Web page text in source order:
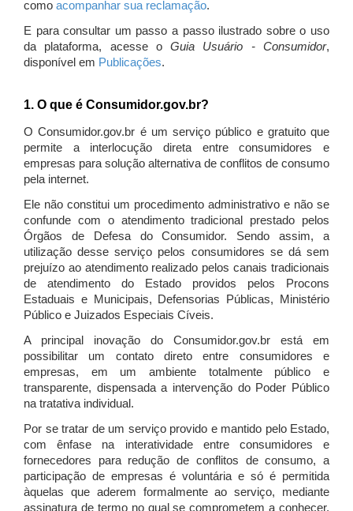
como acompanhar sua reclamação.
E para consultar um passo a passo ilustrado sobre o uso
da plataforma, acesse oGuia Usuário - Consumidor,
disponível em Publicações.
1. O que é Consumidor.gov.br?
O Consumidor.gov.br é um serviço público e gratuito que
permite a interlocução direta entre consumidores e
empresas para solução alternativa de conflitos de consumo
pela internet.
Ele não constitui um procedimento administrativo e não se
confunde com o atendimento tradicional prestado pelos
Órgãos de Defesa do Consumidor. Sendo assim, a
utilização desse serviço pelos consumidores se dá sem
prejuízo ao atendimento realizado pelos canais tradicionais
de atendimento do Estado providos pelos Procons
Estaduais e Municipais, Defensorias Públicas, Ministério
Público e Juizados Especiais Cíveis.
A principal inovação do Consumidor.gov.br está em
possibilitar um contato direto entre consumidores e
empresas, em um ambiente totalmente público e
transparente, dispensada a intervenção do Poder Público
na tratativa individual.
Por se tratar de um serviço provido e mantido pelo Estado,
com ênfase na interatividade entre consumidores e
fornecedores para redução de conflitos de consumo, a
participação de empresas é voluntária e só é permitida
àquelas que aderem formalmente ao serviço, mediante
assinatura de termo no qual se comprometem a conhecer,